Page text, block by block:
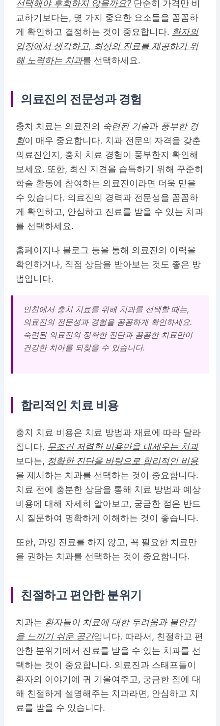
선택해야 후회하지 않을까요? 단순히 가격만 비
교하기보다는, 몇 가지 중요한 요소들을 꼼꼼하
게 확인하고 결정하는 것이 중요합니다. 환자의
입장에서 생각하고, 최상의 진료를 제공하기 위
해 노력하는 치과를 선택하세요.
의료진의 전문성과 경험
충치 치료는 의료진의 숙련된 기술과 풍부한 경
험이 매우 중요합니다. 치과 전문의 자격을 갖춘
의료진인지, 충치 치료 경험이 풍부한지 확인해
보세요. 또한, 최신 지견을 습득하기 위해 꾸준히
학술 활동에 참여하는 의료진이라면 더욱 믿을
수 있습니다. 의료진의 경력과 전문성을 꼼꼼하
게 확인하고, 안심하고 진료를 받을 수 있는 치과
를 선택하세요.
홈페이지나 블로그 등을 통해 의료진의 이력을
확인하거나, 직접 상담을 받아보는 것도 좋은 방
법입니다.
인천에서 충치 치료를 위해 치과를 선택할 때는,
의료진의 전문성과 경험을 꼼꼼하게 확인하세요.
숙련된 의료진의 정확한 진단과 꼼꼼한 치료만이
건강한 치아를 되찾을 수 있습니다.
합리적인 치료 비용
충치 치료 비용은 치료 방법과 재료에 따라 달라
집니다. 무조건 저렴한 비용만을 내세우는 치과
보다는, 정확한 진단을 바탕으로 합리적인 비용
을 제시하는 치과를 선택하는 것이 중요합니다.
치료 전에 충분한 상담을 통해 치료 방법과 예상
비용에 대해 자세히 알아보고, 궁금한 점은 반드
시 질문하여 명확하게 이해하는 것이 좋습니다.
또한, 과잉 진료를 하지 않고, 꼭 필요한 치료만
을 권하는 치과를 선택하는 것이 중요합니다.
친절하고 편안한 분위기
치과는 환자들이 치료에 대한 두려움과 불안감
을 느끼기 쉬운 공간입니다. 따라서, 친절하고 편
안한 분위기에서 진료를 받을 수 있는 치과를 선
택하는 것이 중요합니다. 의료진과 스태프들이
환자의 이야기에 귀 기울여주고, 궁금한 점에 대
해 친절하게 설명해주는 치과라면, 안심하고 치
료를 받을 수 있습니다.